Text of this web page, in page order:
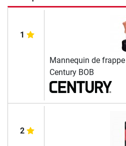
1
Mannequin de frappe
Century BOB
2